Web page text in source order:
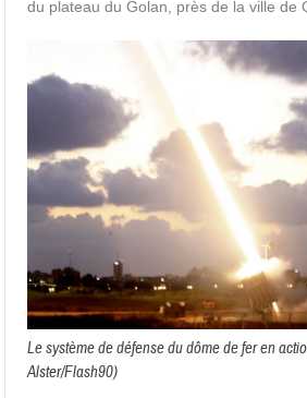
du plateau du Golan, près de la ville de
Le système de défense du dôme de fer en
Alster/Flash90)